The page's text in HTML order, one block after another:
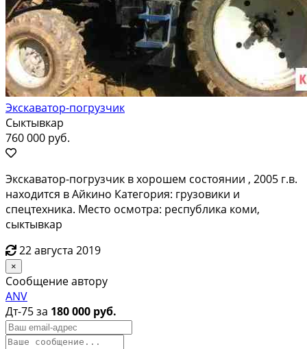
Экскаватор-погрузчик
Сыктывкар
760 000 руб.
Экскаватор-погрузчик в хорошем состоянии , 2005 г.в.
находится в Айкино Категория: грузовики и
спецтехника. Место осмотра: республика коми,
сыктывкар
22 августа 2019
×
Сообщение автору
ANV
Дт-75 за 180 000 руб.